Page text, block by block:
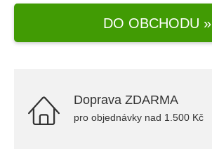
DO OBCHODU »
Doprava ZDARMA
pro objednávky nad 1.500 Kč